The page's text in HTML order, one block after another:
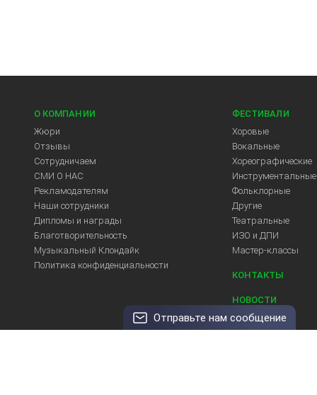
О КОМПАНИИ
Жюри
Отзывы
Сотрудничаем
СМИ О НАС
Рекламодателям
Наши сотрудники
Дипломы и награды
Благотворительность
Музыкальный Клондайк
Политика конфиденциальности
ФЕСТИВАЛИ
Хоровые
Вокальные
Хореографические
Инструментальные
Фольклорные
Другие
Театральные
ИЗО и ДПИ
Мастер-классы
КОНТАКТЫ
НОВОСТИ
Арт-Центр
Отправьте нам сообщение